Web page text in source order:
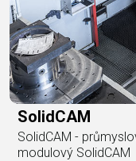
SolidCAM
SolidCAM -
modulový SolidCAM